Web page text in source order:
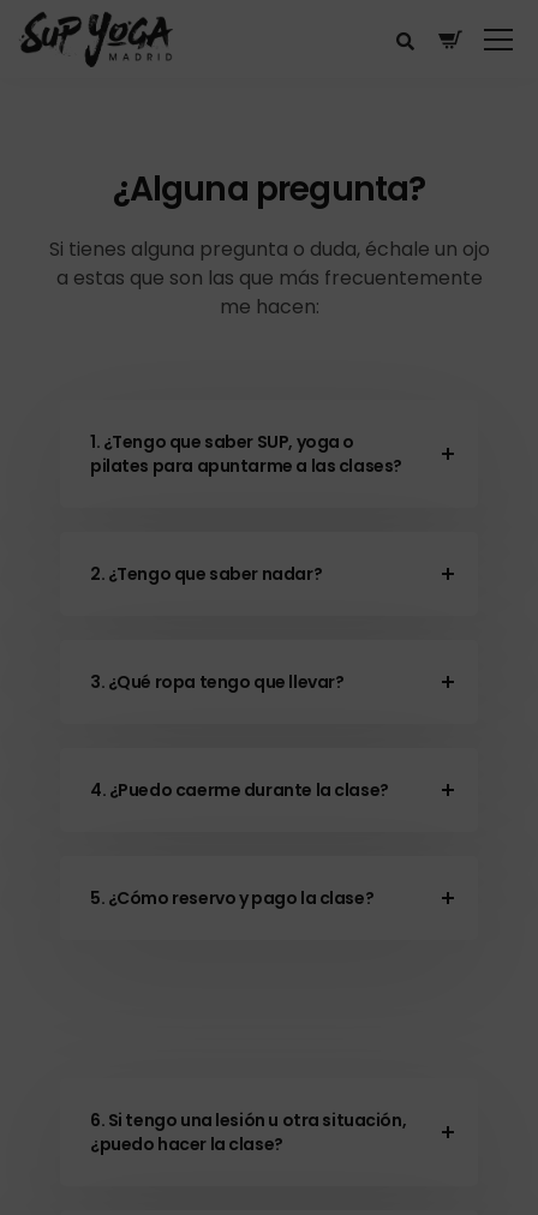
¿Alguna pregunta?
Si tienes alguna pregunta o duda, échale un ojo
a estas que son las que más frecuentemente
me hacen:
1. ¿Tengo que saber SUP, yoga o
pilates para apuntarme a las clases?
2. ¿Tengo que saber nadar?
3. ¿Qué ropa tengo que llevar?
4. ¿Puedo caerme durante la clase?
5. ¿Cómo reservo y pago la clase?
6. Si tengo una lesión u otra situación,
¿puedo hacer la clase?